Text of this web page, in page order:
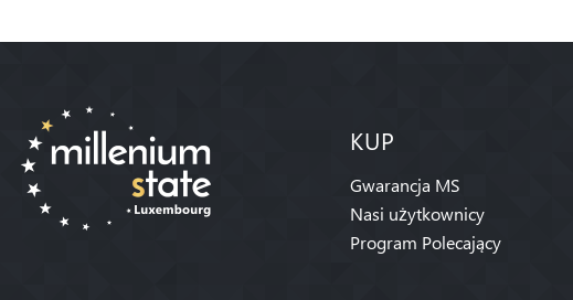
KUP
Gwarancja MS
Nasi użytkownicy
Program Polecający